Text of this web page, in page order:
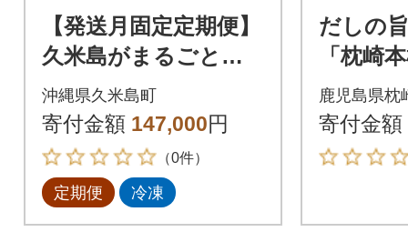
【発送月固定定期便】
久米島がまるごと詰
まった12ヵ月定期便
全12回
沖縄県久米島町
寄付金額 147,000円
（0件）
定期便 冷凍
だしの
「枕崎
どん」
お節 か
鹿児島県枕
寄付金額